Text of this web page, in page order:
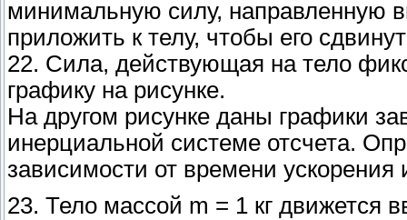
минимальную силу, направленную
приложить к телу, чтобы его
22. Сила, действующая на тело
графику на рисунке.
На другом рисунке даны графики
инерциальной системе отсчета.
зависимости от времени ускорения
23. Тело массой m = 1 кг движется